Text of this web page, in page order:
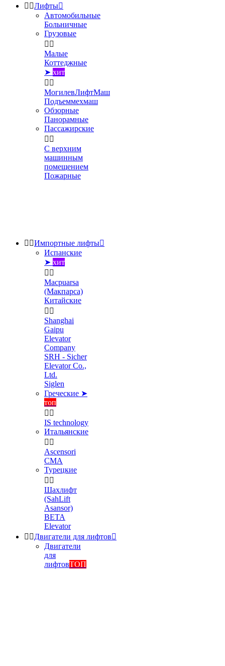
 Лифты
Автомобильные
Больничные
Грузовые
 
Малые
Коттеджные
➤ хит
 
МогилевЛифтМаш
Подъеммехмаш
Обзорные
Панорамные
Пассажирские
 
С верхним
машинным
помещением
Пожарные
 Импортные лифты
Испанские
➤ хит
 
Macpuarsa
(Макпарса)
Китайские
 
Shanghai
Gaipu
Elevator
Company
SRH - Sicher
Elevator Co.,
Ltd.
Siglen
Греческие ➤
топ
 
IS technology
Итальянские
 
Ascensori
CMA
Турецкие
 
Шахлифт
(SahLift
Asansor)
BETA
Elevator
 Двигатели для лифтов
Двигатели
для
лифтовТОП